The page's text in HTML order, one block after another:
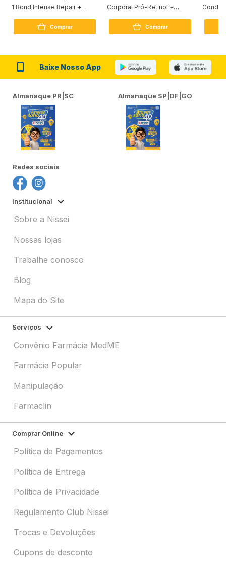
1 Bond Intense Repair +
Comprar
Corporal Pró-Retinol +
Comprar
Baixe Nosso App
Almanaque PR|SC Almanaque SP|DF|GO
Redes sociais
Institucional
Sobre a Nissei
Nossas lojas
Trabalhe conosco
Blog
Mapa do Site
Serviços
Convênio Farmácia MedME
Farmácia Popular
Manipulação
Farmaclin
Comprar Online
Política de Pagamentos
Política de Entrega
Política de Privacidade
Regulamento Club Nissei
Trocas e Devoluções
Cupons de desconto